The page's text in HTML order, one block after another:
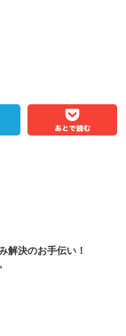
解決のお手伝い！